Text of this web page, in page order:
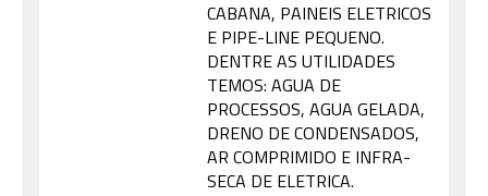
CABANA, PAINEIS ELETRICOS
E PIPE-LINE PEQUENO.
DENTRE AS UTILIDADES
TEMOS: AGUA DE
PROCESSOS, AGUA GELADA,
DRENO DE CONDENSADOS,
AR COMPRIMIDO E INFRA-
SECA DE ELETRICA.